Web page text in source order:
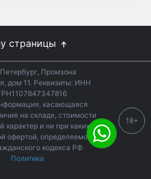
страницы
Промзона
дом 11. Реквизиты: ИНН
касающаяся
на складе, стоимости
и ни при каких
офертой, определяемой
кодекса РФ
Политика
18+